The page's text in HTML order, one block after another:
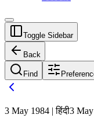
Toggle Sidebar
Back
Find
3 May 1984 | हिंदी3 May